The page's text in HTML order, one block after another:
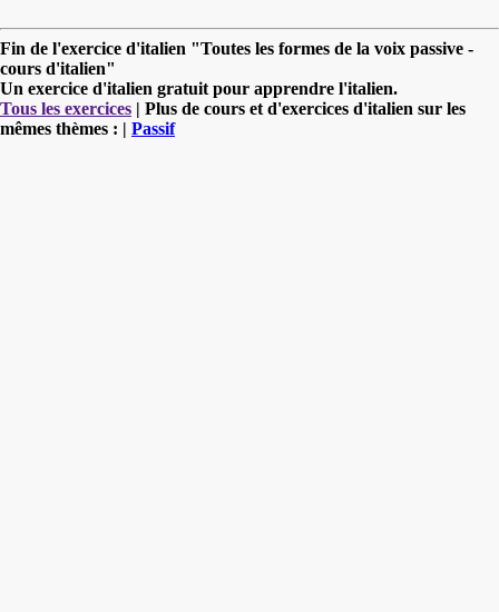
Fin de l'exercice d'italien "Toutes les formes de la voix passive -
cours d'italien"
Un exercice d'italien gratuit pour apprendre l'italien.
Tous les exercices | Plus de cours et d'exercices d'italien sur les
mêmes thèmes : | Passif